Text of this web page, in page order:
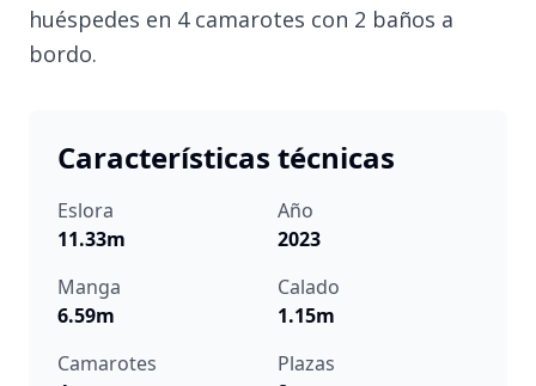
huéspedes en 4 camarotes con 2 baños a
bordo.
Características técnicas
Eslora
11.33m
Año
2023
Manga
6.59m
Calado
1.15m
Camarotes
Plazas